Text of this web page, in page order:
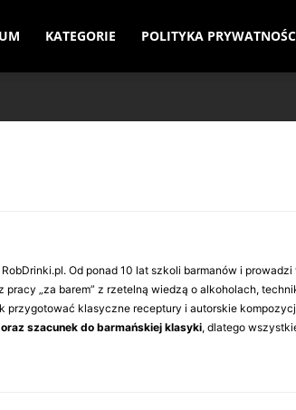
KATEGORIE POLITYKA
Od ponad 10 lat szkoli barmanów i
„za barem” z rzetelną wiedzą o alkoholach,
przygotować klasyczne receptury i autorskie
szacunek do barmańskiej klasyki, dlatego